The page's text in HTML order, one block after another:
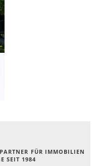
FÜR IMMOBILIEN
SEIT 1984